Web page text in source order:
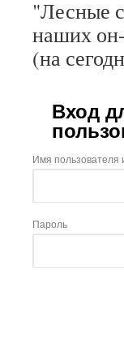
"Лесные
наших
(на
Вход
Имя пользователя
Пароль